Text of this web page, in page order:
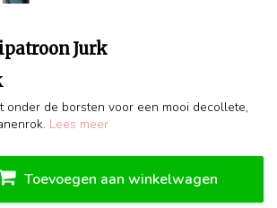
Jurk
onder de borsten voor een mooi decollete,
Lees meer
Toevoegen aan winkelwagen